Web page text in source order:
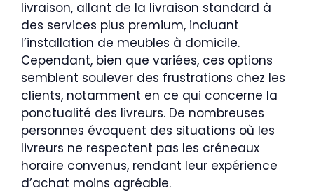
livraison, allant de la livraison standard à
des services plus premium, incluant
l’installation de meubles à domicile.
Cependant, bien que variées, ces options
semblent soulever des frustrations chez les
clients, notamment en ce qui concerne la
ponctualité des livreurs. De nombreuses
personnes évoquent des situations où les
livreurs ne respectent pas les créneaux
horaire convenus, rendant leur expérience
d’achat moins agréable.